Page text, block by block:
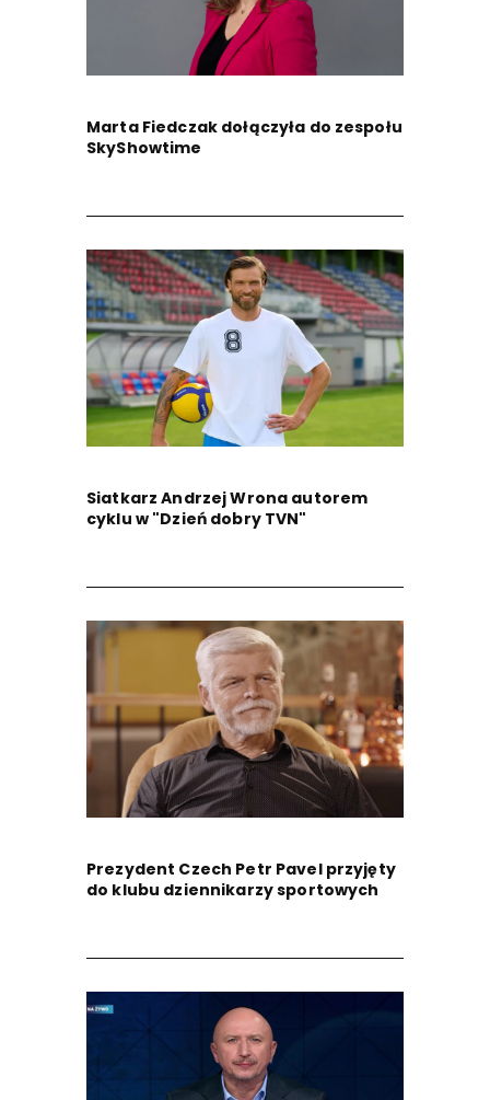
Marta Fiedczak dołączyła do zespołu
SkyShowtime
Siatkarz Andrzej Wrona autorem
cyklu w "Dzień dobry TVN"
Prezydent Czech Petr Pavel przyjęty
do klubu dziennikarzy sportowych